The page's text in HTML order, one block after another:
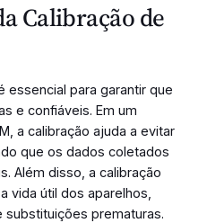
Calibração de
essencial para garantir que
e confiáveis. Em um
a calibração ajuda a evitar
que os dados coletados
Além disso, a calibração
vida útil dos aparelhos,
prematuras.